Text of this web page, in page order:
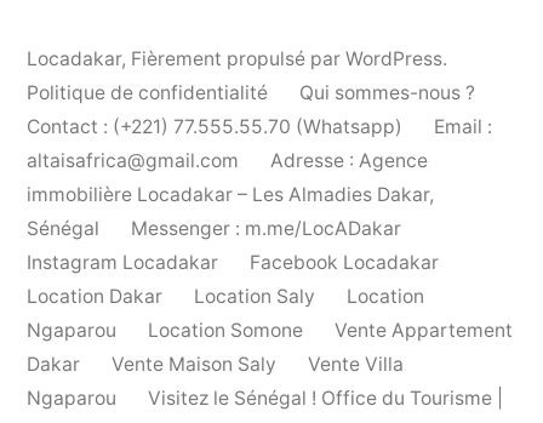
Locadakar, Fièrement propulsé par WordPress.
Politique de confidentialité
Qui sommes-nous ?
Contact : (+221) 77.555.55.70 (Whatsapp)
Email :
altaisafrica@gmail.com
Adresse : Agence
immobilière Locadakar – Les Almadies Dakar,
Sénégal
Messenger : m.me/LocADakar
Instagram Locadakar
Facebook Locadakar
Location Dakar
Location Saly
Location
Ngaparou
Location Somone
Vente Appartement
Dakar
Vente Maison Saly
Vente Villa
Ngaparou
Visitez le Sénégal ! Office du Tourisme |